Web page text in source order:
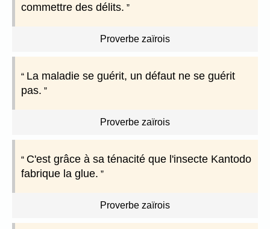
commettre des délits.
Proverbe zaïrois
La maladie se guérit, un défaut ne se guérit
pas.
Proverbe zaïrois
C'est grâce à sa ténacité que l'insecte Kantodo
fabrique la glue.
Proverbe zaïrois